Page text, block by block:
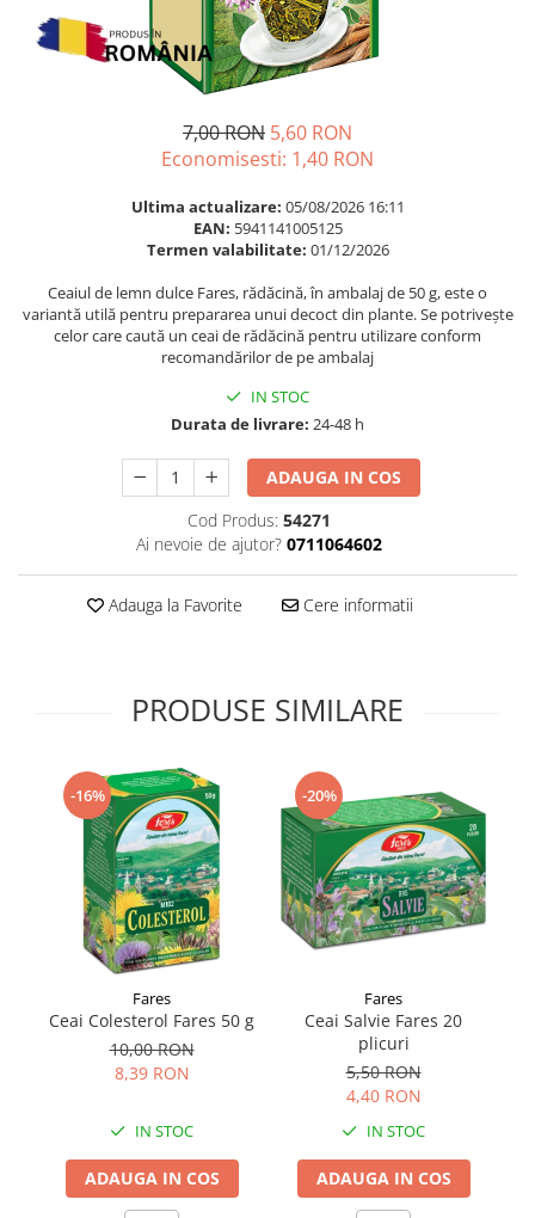
Omega 3
Slabire si control greutate
Somn stres si anxietate
Supliment Calciu
Supliment Complexe
Supliment Vitamina B
Supliment Vitamina C
Supliment Vitamina D3
Supliment Vitamina E
Tuse gat si respiratie
Ingrijire par
Balsam masca si tratament
Produse cu SPF Pentru Fata
7,00 RON 5,60 RON
Economisesti: 1,40 RON
Ultima actualizare: 05/08/2026 16:11
EAN: 5941141005125
Termen valabilitate: 01/12/2026
Ceaiul de lemn dulce Fares, rădăcină, în ambalaj de 50 g, este o
variantă utilă pentru prepararea unui decoct din plante. Se potrivește
celor care caută un ceai de rădăcină pentru utilizare conform
recomandărilor de pe ambalaj
IN STOC
Durata de livrare: 24-48 h
ADAUGA IN COS
Cod Produs: 54271
Ai nevoie de ajutor? 0711064602
Adauga la Favorite Cere informatii
PRODUSE SIMILARE
-16%
Fares
Ceai Colesterol Fares 50 g
10,00 RON
8,39 RON
IN STOC
ADAUGA IN COS
-20%
Fares
Ceai Salvie Fares 20
plicuri
5,50 RON
4,40 RON
IN STOC
ADAUGA IN COS